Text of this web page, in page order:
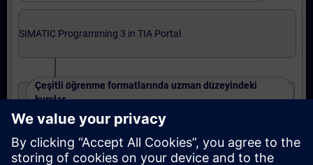
SIMATIC Programming 3 in TIA Portal
Çeşitli öğrenme formatlarında uzman düzeyindeki
kurslar
SIMATIC S7-1500 TIA Portal Program 3
OR